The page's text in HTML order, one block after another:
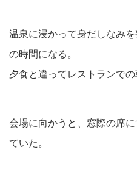
温泉に浸かって身だしなみ
の時間になる。
夕食と違ってレストランでの
会場に向かうと、窓際の席
ていた。